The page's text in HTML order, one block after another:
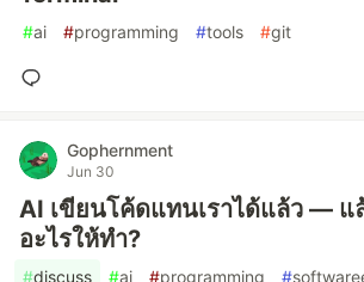
#ai #programming #tools #git
Gophernment
Jun 30
AI เขียนโค้ดแทนเราได้แล้ว — แ
อะไรให้ทำ?
#discuss #ai #programming #